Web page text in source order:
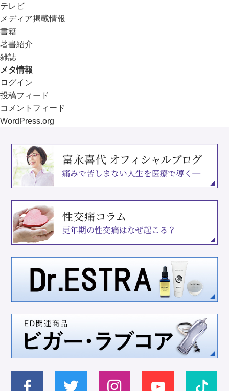
テレビ
メディア掲載情報
書籍
著書紹介
雑誌
メタ情報
ログイン
投稿フィード
コメントフィード
WordPress.org